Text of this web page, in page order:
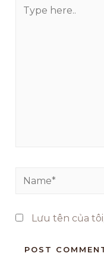
Lưu tên của